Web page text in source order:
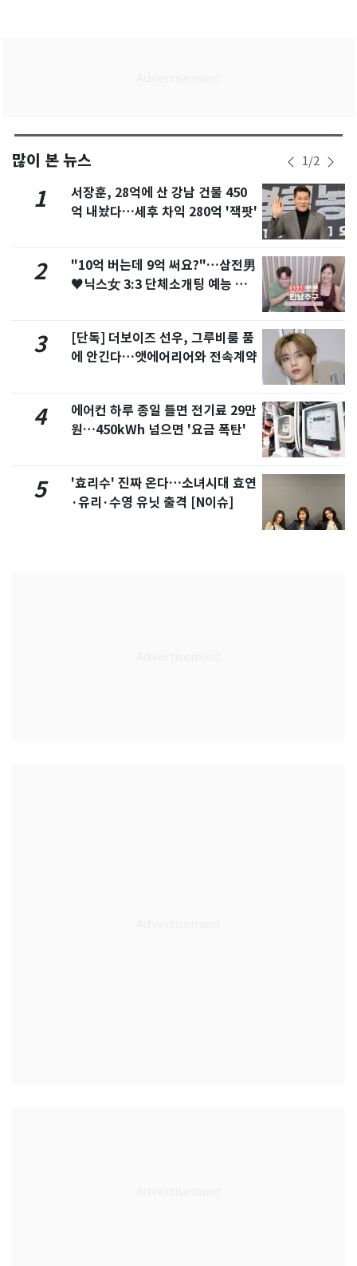
많이 본 뉴스 1/2
1
서장훈, 28억에 산 강남 건물 450
억 내놨다…세후 차익 280억 '잭팟'
2
"10억 버는데 9억 써요?"…삼전男
♥닉스女 3:3 단체소개팅 예능 화
3
[단독] 더보이즈 선우, 그루비룸 품
에 안긴다…앳에어리어와 전속계약
4
에어컨 하루 종일 틀면 전기료 29만
원…450kWh 넘으면 '요금 폭탄'
5
'효리수' 진짜 온다…소녀시대 효연
·유리·수영 유닛 출격 [N이슈]